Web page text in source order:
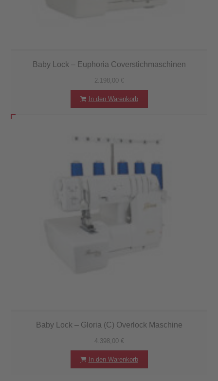
Baby Lock – Euphoria Coverstichmaschinen
2.198,00 €
In den Warenkorb
Baby Lock – Gloria (C) Overlock Maschine
4.398,00 €
In den Warenkorb